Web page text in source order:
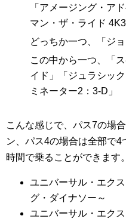
「アメージング・ア
マン・ザ・ライド
どっちか一つ、「ジ
この中から一つ、「
イド」「ジュラシッ
ミネーター2：3-D」
こんな感じで、パス7の場
ン、パス4の場合は全部で
時間で乗ることができます。
ユニバーサル・エク
グ・ダイナソー～
ユニバーサル・エク